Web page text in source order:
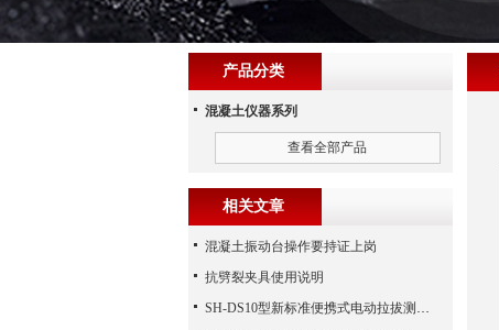
产品分类
混凝土仪器系列
查看全部产品
相关文章
混凝土振动台操作要持证上岗
抗劈裂夹具使用说明
SH-DS10型新标准便携式电动拉拔测试仪